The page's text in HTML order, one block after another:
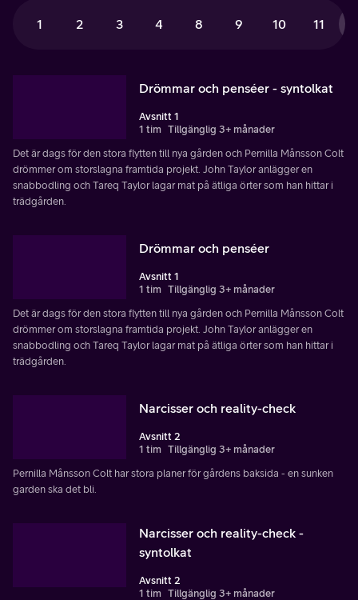
1 2 3 4 8 9 10 11
Drömmar och penséer - syntolkat
Avsnitt 1
1 tim Tillgänglig 3+ månader
Det är dags för den stora flytten till nya gården och Pernilla Månsson Colt
drömmer om storslagna framtida projekt. John Taylor anlägger en
snabbodling och Tareq Taylor lagar mat på ätliga örter som han hittar i
trädgården.
Drömmar och penséer
Avsnitt 1
1 tim Tillgänglig 3+ månader
Det är dags för den stora flytten till nya gården och Pernilla Månsson Colt
drömmer om storslagna framtida projekt. John Taylor anlägger en
snabbodling och Tareq Taylor lagar mat på ätliga örter som han hittar i
trädgården.
Narcisser och reality-check
Avsnitt 2
1 tim Tillgänglig 3+ månader
Pernilla Månsson Colt har stora planer för gårdens baksida - en sunken
garden ska det bli.
Narcisser och reality-check -
syntolkat
Avsnitt 2
1 tim Tillgänglig 3+ månader